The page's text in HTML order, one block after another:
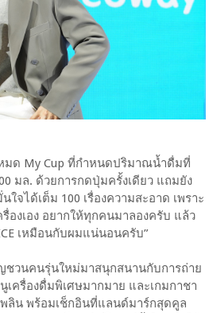
มด My Cup ที่กำหนดปริมาณน้ำดื่มที่
มล. ด้วยการกดปุ่มครั้งเดียว แถมยัง
จได้เต็ม 100 เรื่องความสะอาด เพราะ
องเอง อยากให้ทุกคนมาลองครับ แล้ว
เหมือนกับผมแน่นอนครับ”
ญชวนคนรุ่นใหม่มาสนุกสนานกับการถ่าย
เครื่องดื่มพิเศษมากมาย และเกมกาชา
ลิน พร้อมเช็กอินที่แลนด์มาร์กสุดคูล